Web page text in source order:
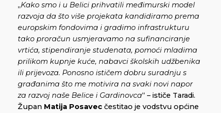
„Kako smo i u Belici prihvatili međimurski model
razvoja da što više projekata kandidiramo prema
europskim fondovima i gradimo infrastrukturu
tako proračun usmjeravamo na sufinanciranje
vrtića, stipendiranje studenata, pomoći mladima
prilikom kupnje kuće, nabavci školskih udžbenika
ili prijevoza. Ponosno ističem dobru suradnju s
građanima što me motivira na svaki novi napor
za razvoj naše Belice i Gardinovca“ – ističe Taradi.
Župan Matija Posavec čestitao je vodstvu općine